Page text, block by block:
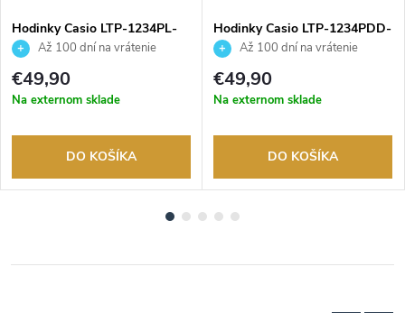
Hodinky Casio LTP-1234PL-
7A2EFAž 100 dní na vrátenie
tovaru. Autorizovaný predajca.
€49,90
Na externom sklade
DO KOŠÍKA
Hodinky Casio LTP-1234PDD-
7AEFAž 100 dní na vrátenie
tovaru. Autorizovaný predajca.
€49,90
Na externom sklade
DO KOŠÍKA